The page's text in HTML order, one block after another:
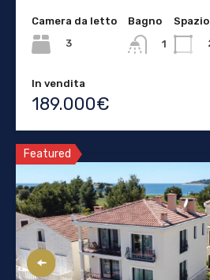
Camera da letto
3
Bagno
1
In vendita
189.000€
Featured